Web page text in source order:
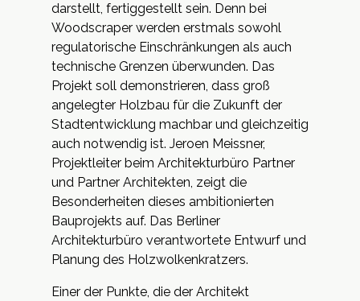
darstellt, fertiggestellt sein. Denn bei
Woodscraper werden erstmals sowohl
regulatorische Einschränkungen als auch
technische Grenzen überwunden. Das
Projekt soll demonstrieren, dass groß
angelegter Holzbau für die Zukunft der
Stadtentwicklung machbar und gleichzeitig
auch notwendig ist. Jeroen Meissner,
Projektleiter beim Architekturbüro Partner
und Partner Architekten, zeigt die
Besonderheiten dieses ambitionierten
Bauprojekts auf. Das Berliner
Architekturbüro verantwortete Entwurf und
Planung des Holzwolkenkratzers.
Einer der Punkte, die der Architekt